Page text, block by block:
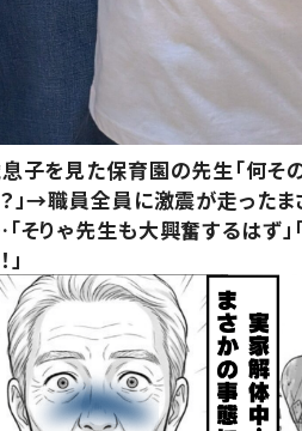
子を見た保育園の先生「何そ
？」→職員全員に激震が走った
そりゃ先生も大興奮するはず」
」